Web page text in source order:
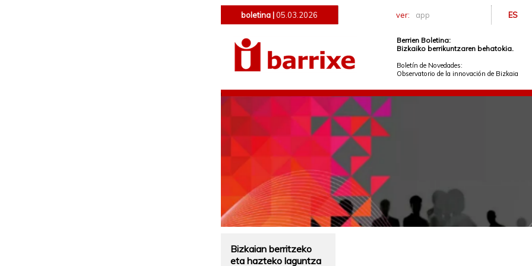
boletina | 05.03.2026 ver: app ES
Berrien Boletina:
Bizkaiko berrikuntzaren behatokia.
Boletín de Novedades:
Observatorio de la innovación de Bizkaia
Bizkaian berritzeko
eta hazteko laguntza